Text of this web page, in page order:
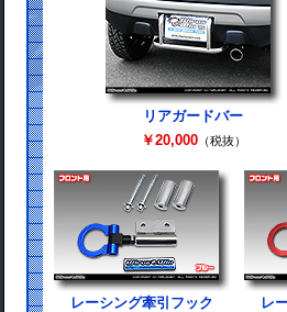
リアガードバー
￥20,000（税抜）
レーシング牽引フック
レ